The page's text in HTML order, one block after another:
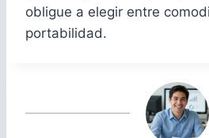
obligue a elegir entre
portabilidad.